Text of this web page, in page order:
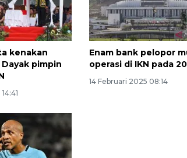
kenakan
pimpin
Enam bank pelopor
operasi di IKN pada
14 Februari 2025 08:14